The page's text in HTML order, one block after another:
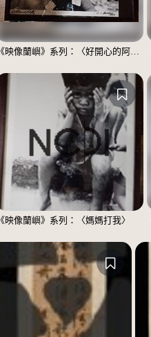
《映像蘭嶼》系列：〈好開心的阿嬤〉
《映像蘭嶼》系列：〈媽媽打我〉